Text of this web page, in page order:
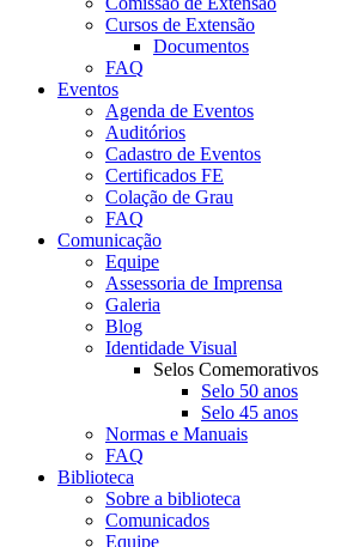
Cursos de Extensão
Documentos
FAQ
Eventos
Agenda de Eventos
Auditórios
Cadastro de Eventos
Certificados FE
Colação de Grau
FAQ
Comunicação
Equipe
Assessoria de Imprensa
Galeria
Blog
Identidade Visual
Selos Comemorativos
Selo 50 anos
Selo 45 anos
Normas e Manuais
FAQ
Biblioteca
Sobre a biblioteca
Comunicados
Equipe